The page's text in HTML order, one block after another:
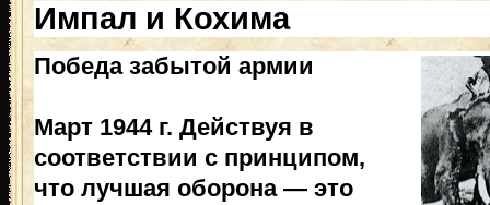
Импал и Кохима
Победа забытой армии
Март 1944 г. Действуя в
соответствии с принципом,
что лучшая оборона — это